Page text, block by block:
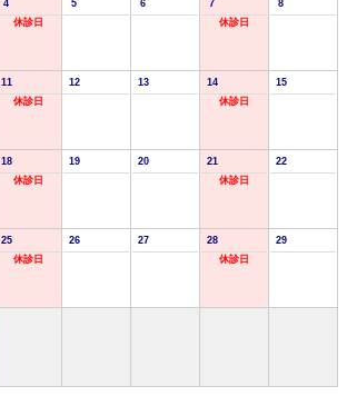
4
休診日
5 6
7
休診日
8
11
休診日
12 13
14
休診日
15
18
休診日
19 20
21
休診日
22
25
休診日
26 27
28
休診日
29